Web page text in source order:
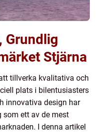
Grundlig
Stjärna
tillverka kvalitativa och
plats i bilentusiasters
innovativa design har
ett av de mest
I denna artikel